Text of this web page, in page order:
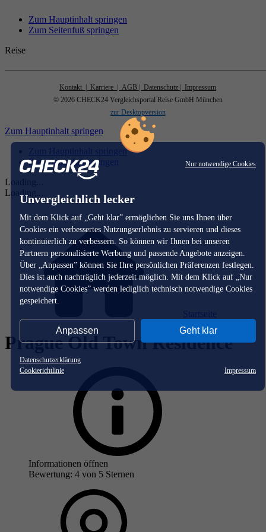
Nur notwendige Cookies
Unvergleichlich lecker
Mit dem Klick auf „Geht klar” ermöglichen Sie uns Ihnen über
Cookies ein verbessertes Nutzungserlebnis zu servieren und dieses
kontinuierlich zu verbessern. So können wir Ihnen bei unseren
Partnern personalisierte Werbung und passende Angebote anzeigen.
Über „Anpassen” können Sie Ihre persönlichen Präferenzen festlegen.
Dies ist auch nachträglich jederzeit möglich. Mit dem Klick auf „Nur
notwendige Cookies” werden lediglich technisch notwendige Cookies
gespeichert.
Anpassen Geht klar
Datenschutzerklärung
Cookierichtlinie
Impressum
Zum Hauptinhalt springen
Zum Seitenfuß springen
Reise
Kontakt | Karriere | AGB | Datenschutz
| Impressum
© 2026 CHECK24 Vergleichsportal Reise GmbH München
zur Desktopversion
Zum Hauptinhalt springen
Zum Hauptinhalt springen
Zum Seitenfuß springen
Loading...
Loading...
Prague Old Town Residence
Informationen öffnen
Bewertung: 4 von 5 Sternen